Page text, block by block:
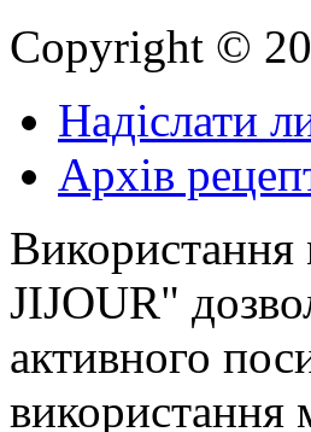
Copyright ©
Надіслати
Архів
Використання
JIJOUR"
активного
використання